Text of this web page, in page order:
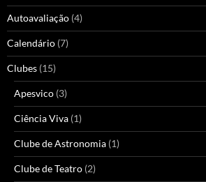
Autoavaliação (4)
Calendário (7)
Clubes (15)
Apesvico (3)
Ciência Viva (1)
Clube de Astronomia (1)
Clube de Teatro (2)